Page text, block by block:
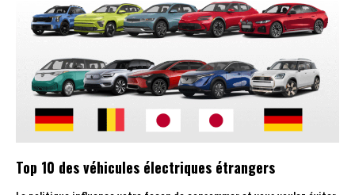
Top 10 des véhicules électriques étrangers